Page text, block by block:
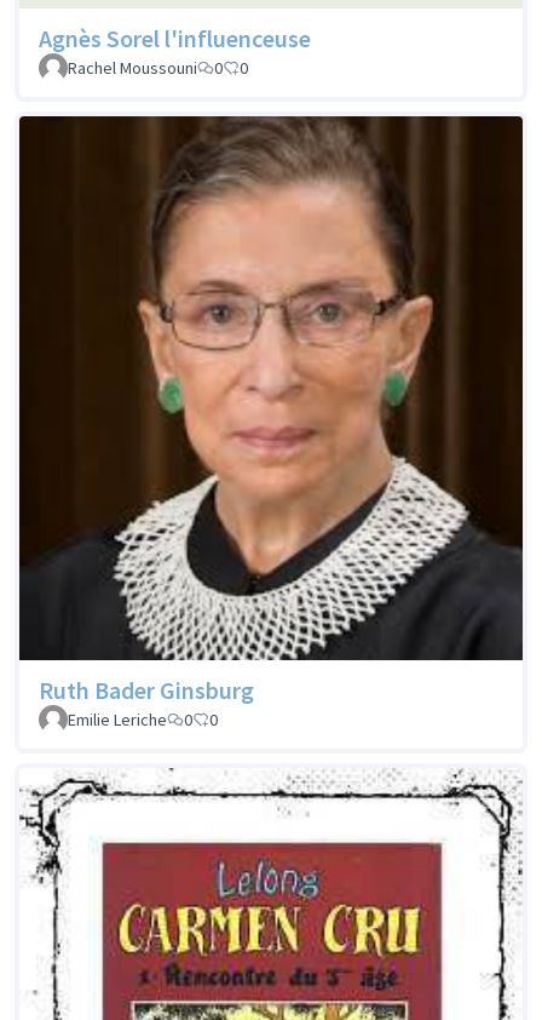
Agnès Sorel l'influenceuse
Rachel Moussouni 0 0
Ruth Bader Ginsburg
Emilie Leriche 0 0